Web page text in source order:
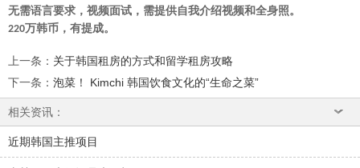
无需语言要求，视频面试，需提供自我介绍视频和全身照。
220万韩币，有提成。
上一条 ： 关于韩国租房的方式和留学租房攻略
下一条 ： 泡菜！ Kimchi 韩国饮食文化的“生命之菜”
相关资讯：
近期韩国主推项目